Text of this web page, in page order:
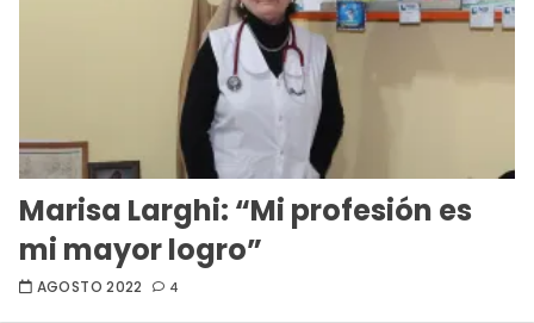
Marisa Larghi: “Mi profesión es
mi mayor logro”
AGOSTO 2022 4